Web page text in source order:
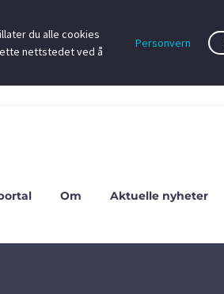
Om Aktuelle nyheter
du alle cookies
nettstedet ved å
Personvern